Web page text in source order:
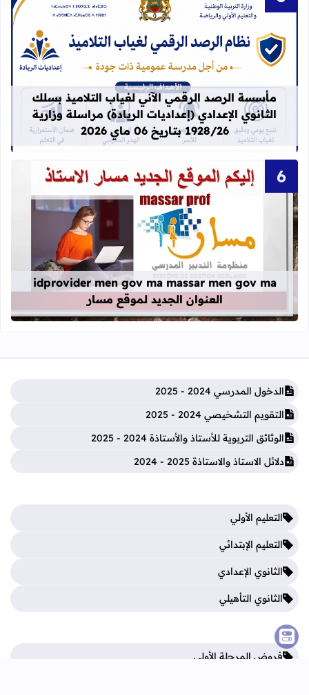
قراءة المزيد عن مأسسة الرصد الرقمي الآني
مأسسة الرصد الرقمي الآني لغياب التلاميذ بسلك
الثانوي الإعدادي (إعداديات الريادة) مراسلة وزارية
1928/26 بتاريخ 06 ماي 2026
قراءة المزيد عن idprovider men gov ma massar men gov ma العنوان الجديد لموقع مسار
idprovider men gov ma massar men gov ma
العنوان الجديد لموقع مسار
الدخول المدرسي 2024 - 2025
التقويم التشخيصي 2024 - 2025
الوثائق التربوية للأستاذ والأستاذة 2024 - 2025
دلائل الاستاذ والاستاذة 2025 - 2024
التعليم الأولي
التعليم الإبتدائي
الثانوي الإعدادي
الثانوي التأهيلي
فروض المرحلة الأولى